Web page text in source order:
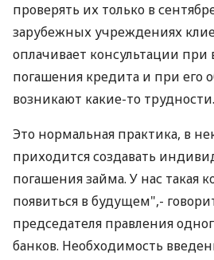
проверять их только в
зарубежных учреждениях
оплачивает консультации
погашения кредита и при его
возникают какие-то трудности.
Это нормальная практика, в
приходится создавать
погашения займа. У нас такая
появиться в будущем",-
председателя правления
банков. Необходимость